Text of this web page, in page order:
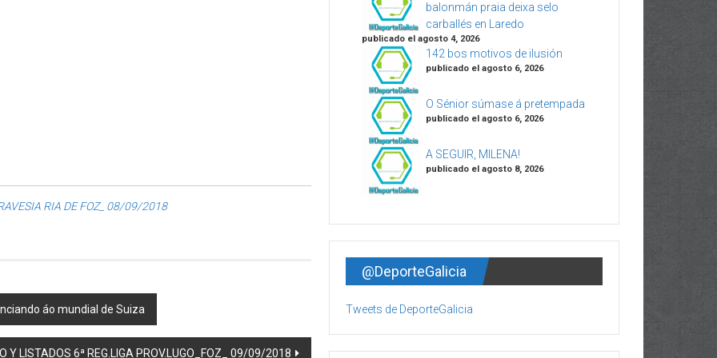
RIA DE FOZ_ 08/09/2018
áo mundial de Suiza
Y LISTADOS 6ª REG.LIGA PROV.LUGO_FOZ_ 09/09/2018
balonmán praia deixa selo
carballés en Laredo
publicado el agosto 4, 2026
142 bos motivos de ilusión
publicado el agosto 6, 2026
O Sénior súmase á pretempada
publicado el agosto 6, 2026
A SEGUIR, MILENA!
publicado el agosto 8, 2026
@DeporteGalicia
Tweets de DeporteGalicia